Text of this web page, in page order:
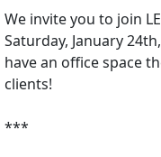
We invite you to join
Saturday, January
have an office space
clients!
***